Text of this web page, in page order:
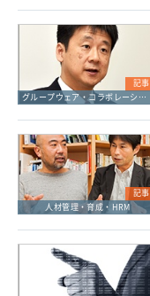
記事
グループウェア・コラボレーション
記事
人材管理・育成・HRM